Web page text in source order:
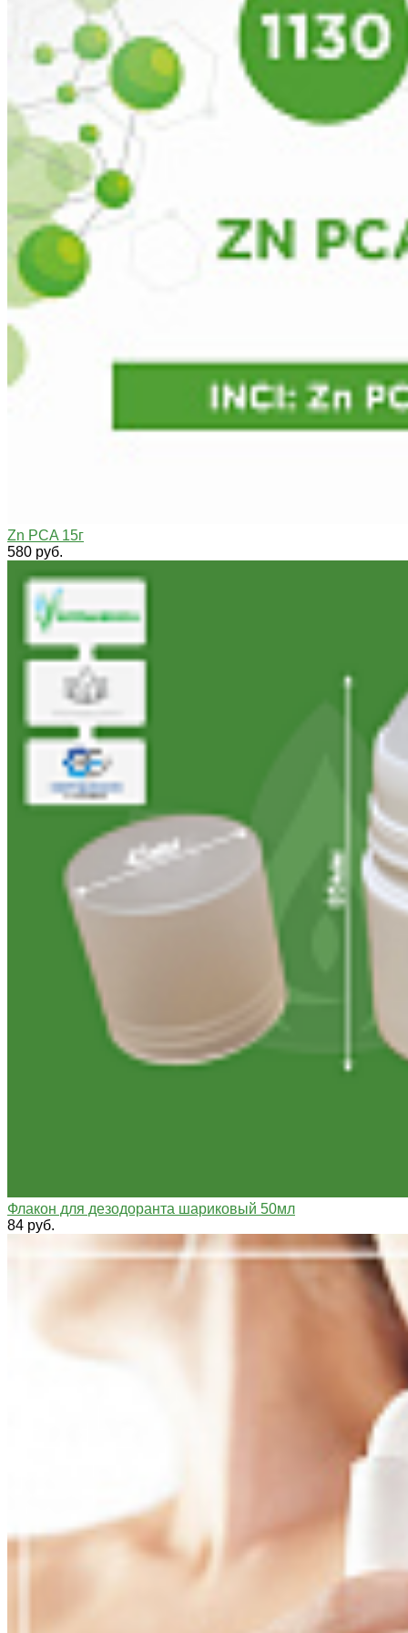
Zn PCA 15г
580 руб.
Флакон для дезодоранта шариковый 50мл
84 руб.